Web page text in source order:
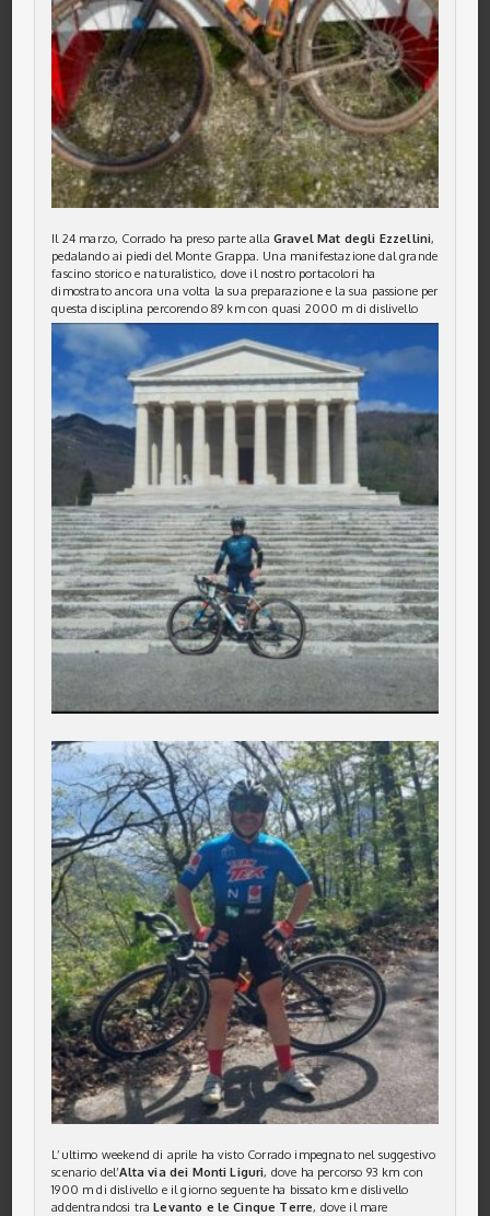
Il 24 marzo, Corrado ha preso parte alla Gravel Mat degli Ezzellini,
pedalando ai piedi del Monte Grappa. Una manifestazione dal grande
fascino storico e naturalistico, dove il nostro portacolori ha
dimostrato ancora una volta la sua preparazione e la sua passione per
questa disciplina percorendo 89 km con quasi 2000 m di dislivello
L’ultimo weekend di aprile ha visto Corrado impegnato nel suggestivo
scenario del’Alta via dei Monti Liguri, dove ha percorso 93 km con
1900 m di dislivello e il giorno seguente ha bissato km e dislivello
addentrandosi traLevanto e le Cinque Terre, dove il mare